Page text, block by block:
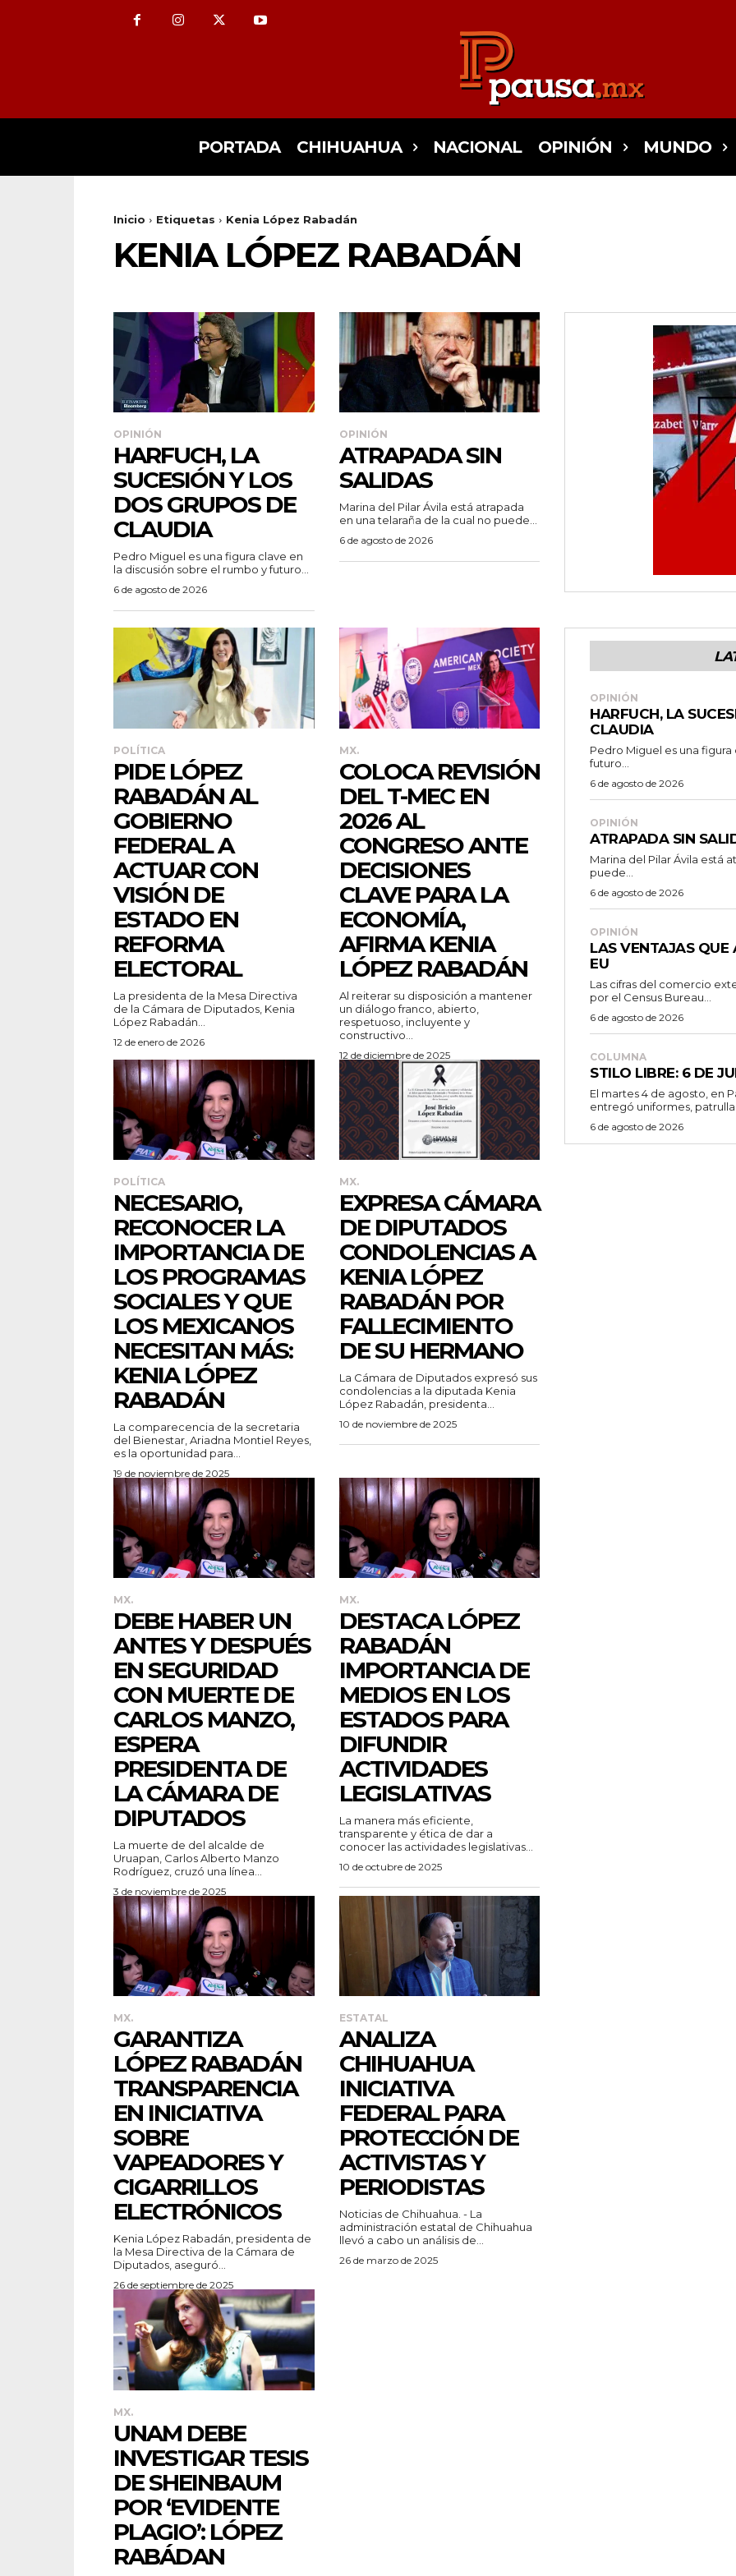
PORTADA CHIHUAHUA NACIONAL OPINIÓN MUNDO
Inicio Etiquetas Kenia López Rabadán
KENIA LÓPEZ RABADÁN
OPINIÓN
HARFUCH, LA
SUCESIÓN Y LOS
DOS GRUPOS DE
CLAUDIA
Pedro Miguel es una figura clave en
la discusión sobre el rumbo y futuro...
6 de agosto de 2026
OPINIÓN
ATRAPADA SIN
SALIDAS
Marina del Pilar Ávila está atrapada
en una telaraña de la cual no puede...
6 de agosto de 2026
POLÍTICA
PIDE LÓPEZ
RABADÁN AL
GOBIERNO
FEDERAL A
ACTUAR CON
VISIÓN DE
ESTADO EN
REFORMA
ELECTORAL
La presidenta de la Mesa Directiva
de la Cámara de Diputados, Kenia
López Rabadán...
12 de enero de 2026
MX.
COLOCA REVISIÓN
DEL T-MEC EN
2026 AL
CONGRESO ANTE
DECISIONES
CLAVE PARA LA
ECONOMÍA,
AFIRMA KENIA
LÓPEZ RABADÁN
Al reiterar su disposición a mantener
un diálogo franco, abierto,
respetuoso, incluyente y
constructivo...
12 de diciembre de 2025
POLÍTICA
NECESARIO,
RECONOCER LA
IMPORTANCIA DE
LOS PROGRAMAS
SOCIALES Y QUE
LOS MEXICANOS
NECESITAN MÁS:
KENIA LÓPEZ
RABADÁN
La comparecencia de la secretaria
del Bienestar, Ariadna Montiel Reyes,
es la oportunidad para...
19 de noviembre de 2025
MX.
EXPRESA CÁMARA
DE DIPUTADOS
CONDOLENCIAS A
KENIA LÓPEZ
RABADÁN POR
FALLECIMIENTO
DE SU HERMANO
La Cámara de Diputados expresó sus
condolencias a la diputada Kenia
López Rabadán, presidenta...
10 de noviembre de 2025
MX.
DEBE HABER UN
ANTES Y DESPUÉS
EN SEGURIDAD
CON MUERTE DE
CARLOS MANZO,
ESPERA
PRESIDENTA DE
LA CÁMARA DE
DIPUTADOS
La muerte de del alcalde de
Uruapan, Carlos Alberto Manzo
Rodríguez, cruzó una línea...
3 de noviembre de 2025
MX.
DESTACA LÓPEZ
RABADÁN
IMPORTANCIA DE
MEDIOS EN LOS
ESTADOS PARA
DIFUNDIR
ACTIVIDADES
LEGISLATIVAS
La manera más eficiente,
transparente y ética de dar a
conocer las actividades legislativas...
10 de octubre de 2025
MX.
GARANTIZA
LÓPEZ RABADÁN
TRANSPARENCIA
EN INICIATIVA
SOBRE
VAPEADORES Y
CIGARRILLOS
ELECTRÓNICOS
Kenia López Rabadán, presidenta de
la Mesa Directiva de la Cámara de
Diputados, aseguró...
26 de septiembre de 2025
ESTATAL
ANALIZA
CHIHUAHUA
INICIATIVA
FEDERAL PARA
PROTECCIÓN DE
ACTIVISTAS Y
PERIODISTAS
Noticias de Chihuahua. - La
administración estatal de Chihuahua
llevó a cabo un análisis de...
26 de marzo de 2025
MX.
UNAM DEBE
INVESTIGAR TESIS
DE SHEINBAUM
POR ‘EVIDENTE
PLAGIO’: LÓPEZ
RABÁDAN
OPINIÓN
HARFUCH, LA
CLAUDIA
Pedro Miguel es una
futuro...
6 de agosto de 2026
OPINIÓN
ATRAPADA SIN
Marina del Pilar Ávila está
puede...
6 de agosto de 2026
OPINIÓN
LAS VENTAJAS QUE
EU
Las cifras del comercio
por el Census Bureau...
6 de agosto de 2026
COLUMNA
STILO LIBRE: 6 DE
El martes 4 de agosto, en
entregó uniformes,
6 de agosto de 2026